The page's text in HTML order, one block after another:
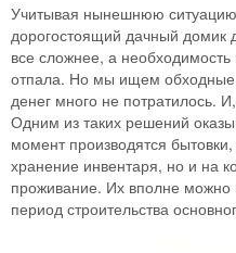
Учитывая нынешнюю ситуацию
дорогостоящий дачный домик
все сложнее, а
отпала. Но мы ищем обходные
денег много не потратилось.
Одним из таких решений
момент производятся
хранение инвентаря, но и на
проживание. Их вполне можно
период строительства